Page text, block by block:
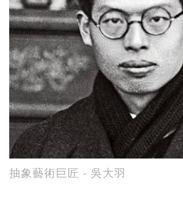
抽象藝術巨匠 - 吳大羽